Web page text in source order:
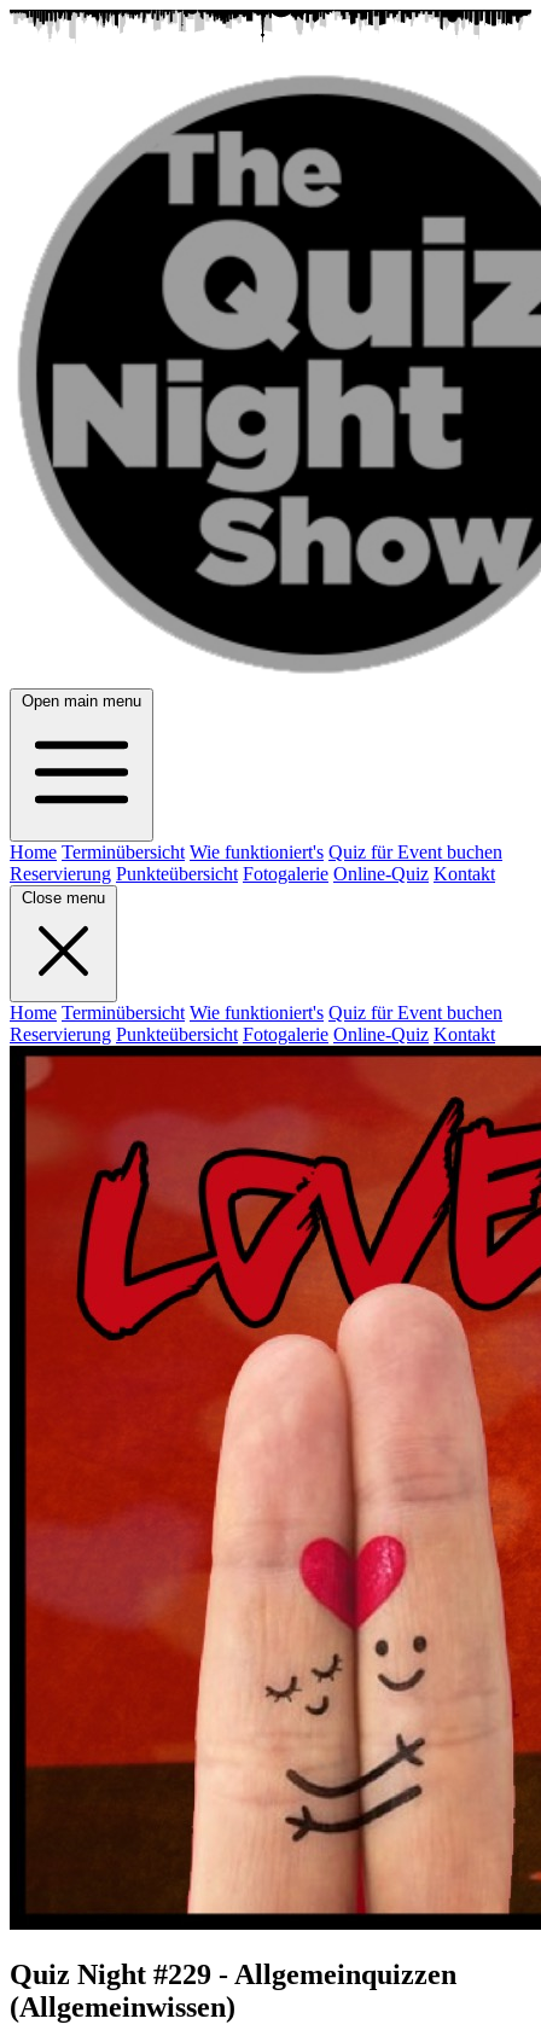
Open main menu
Home Terminübersicht Wie funktioniert's Quiz für Event buchen
Reservierung Punkteübersicht Fotogalerie Online-Quiz Kontakt
Close menu
Home Terminübersicht Wie funktioniert's Quiz für Event buchen
Reservierung Punkteübersicht Fotogalerie Online-Quiz Kontakt
Quiz Night #229 - Allgemeinquizzen
(Allgemeinwissen)